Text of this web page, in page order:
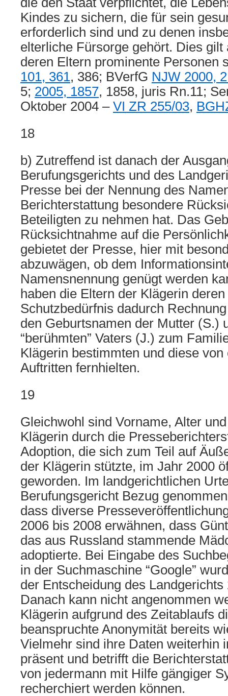
Kindes zu sichern, die für sein
erforderlich sind und zu denen
elterliche Fürsorge gehört. Dies gilt
deren Eltern prominente Personen
101, 361, 386; BVerfG NJW 2000,
5; 2005, 1857, 1858, juris Rn.11;
Oktober 2004 – VI ZR 255/03,
18
b) Zutreffend ist danach der
Berufungsgerichts und des
Presse bei der Nennung des
Berichterstattung besondere
Beteiligten zu nehmen hat. Das
Rücksichtnahme auf die
gebietet der Presse, hier mit
abzuwägen, ob dem
Namensnennung genügt werden
haben die Eltern der Klägerin
Schutzbedürfnis dadurch
den Geburtsnamen der Mutter (S.)
“berühmten” Vaters (J.) zum
Klägerin bestimmten und diese von
Auftritten fernhielten.
19
Gleichwohl sind Vorname, Alter
Klägerin durch die
Adoption, die sich zum Teil auf
der Klägerin stützte, im Jahr 2000
geworden. Im landgerichtlichen
Berufungsgericht Bezug
dass diverse
2006 bis 2008 erwähnen, dass
das aus Russland stammende
adoptierte. Bei Eingabe des
in der Suchmaschine “Google”
der Entscheidung des
Danach kann nicht angenommen
Klägerin aufgrund des Zeitablaufs
beanspruchte Anonymität bereits
Vielmehr sind ihre Daten weiterhin
präsent und betrifft die
von jedermann mit Hilfe gängiger
recherchiert werden können.